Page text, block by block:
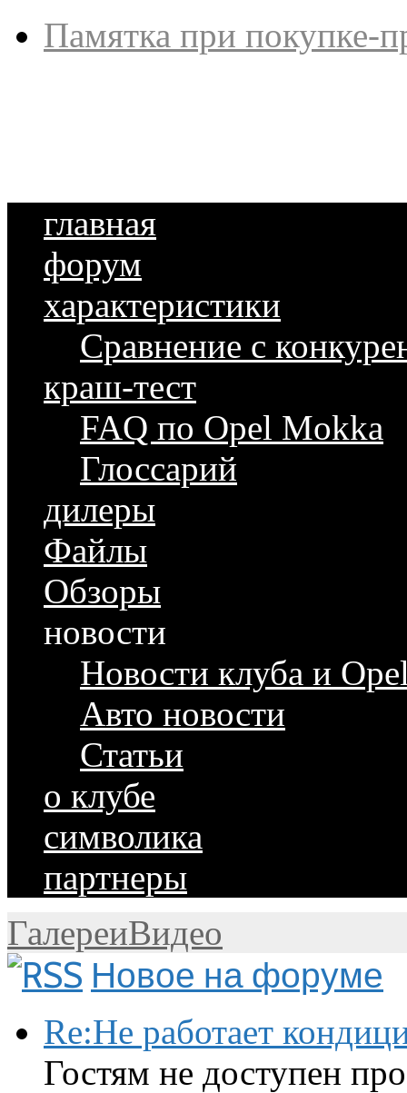
Памятка при покупке-
главная
форум
характеристики
Сравнение с
краш-тест
FAQ по Opel Mokka
Глоссарий
дилеры
Файлы
Обзоры
новости
Новости клуба и
Авто новости
Статьи
о клубе
символика
партнеры
ГалереиВидео
Новое на форуме
Re:Не работает
Гостям не доступен